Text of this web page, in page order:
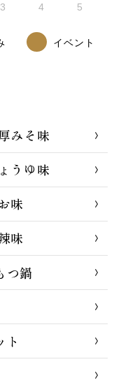
みそ味
うゆ味
味
味
つ鍋
ト
3 4 5
イベント